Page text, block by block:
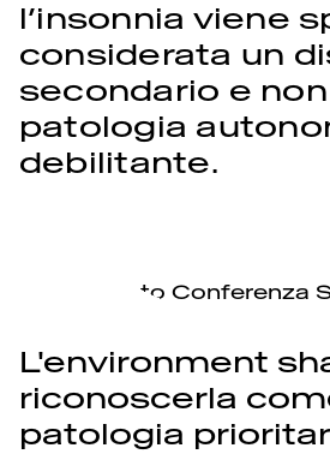
l’insonnia viene
considerata un
secondario e
patologia
debilitante.
L'environment
riconoscerla
patologia